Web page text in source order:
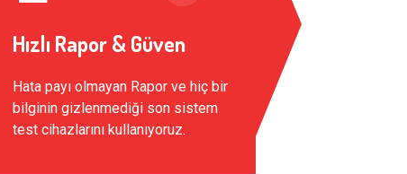
Hızlı Rapor & Güven
Hata payı olmayan Rapor ve hiç bir
bilginin gizlenmediği son sistem
test cihazlarını kullanıyoruz.